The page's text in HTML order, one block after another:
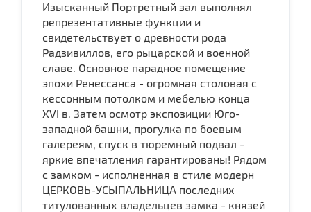
Изысканный Портретный зал выполнял
репрезентативные функции и
свидетельствует о древности рода
Радзивиллов, его рыцарской и военной
славе. Основное парадное помещение
эпохи Ренессанса - огромная столовая с
кессонным потолком и мебелью конца
XVI в. Затем осмотр экспозиции Юго-
западной башни, прогулка по боевым
галереям, спуск в тюремный подвал -
яркие впечатления гарантированы! Рядом
с замком - исполненная в стиле модерн
ЦЕРКОВЬ-УСЫПАЛЬНИЦА последних
титулованных владельцев замка - князей